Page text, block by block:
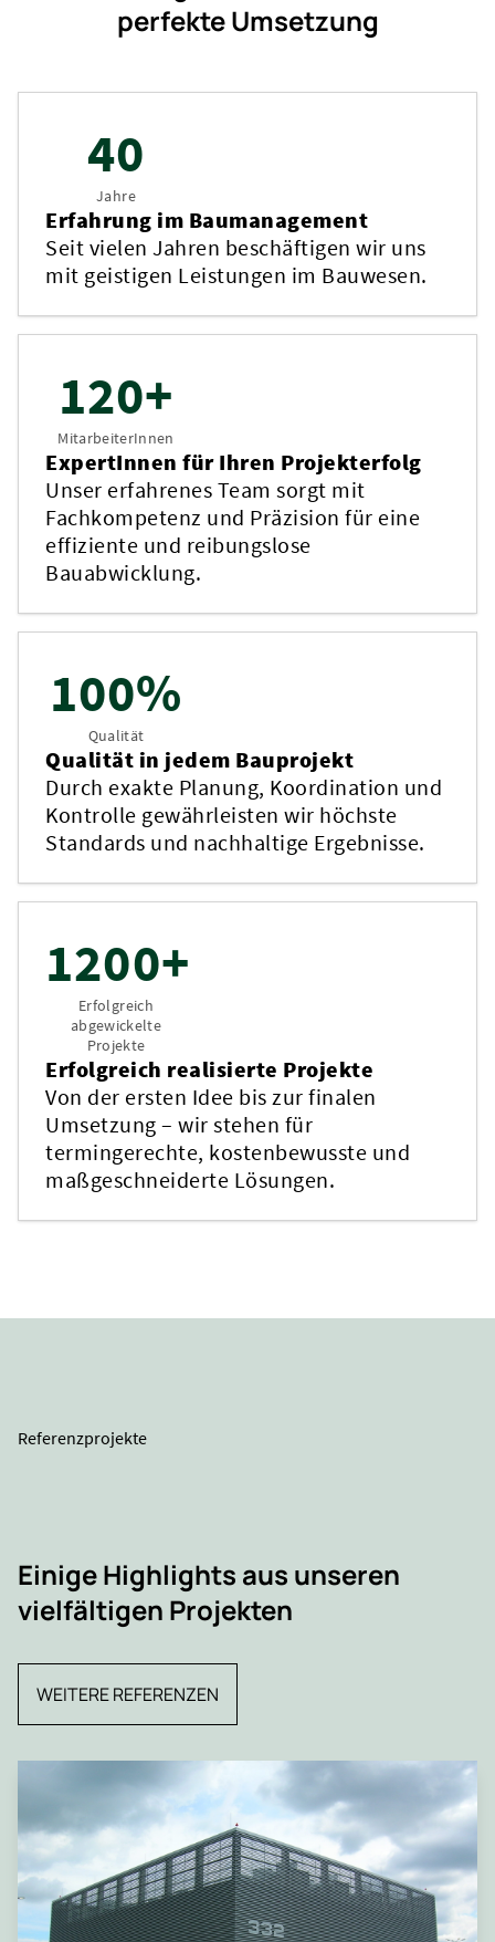
perfekte Umsetzung
40
Jahre
Erfahrung im Baumanagement
Seit vielen Jahren beschäftigen wir uns
mit geistigen Leistungen im Bauwesen.
120+
MitarbeiterInnen
ExpertInnen für Ihren Projekterfolg
Unser erfahrenes Team sorgt mit
Fachkompetenz und Präzision für eine
effiziente und reibungslose
Bauabwicklung.
100%
Qualität
Qualität in jedem Bauprojekt
Durch exakte Planung, Koordination und
Kontrolle gewährleisten wir höchste
Standards und nachhaltige Ergebnisse.
1200+
Erfolgreich
abgewickelte
Projekte
Erfolgreich realisierte Projekte
Von der ersten Idee bis zur finalen
Umsetzung – wir stehen für
termingerechte, kostenbewusste und
maßgeschneiderte Lösungen.
Referenzprojekte
Einige Highlights aus unseren
vielfältigen Projekten
WEITERE REFERENZEN